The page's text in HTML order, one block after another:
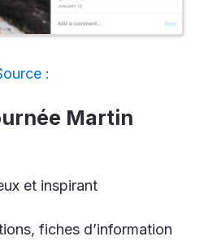
:
Martin
et inspirant
fiches d’information